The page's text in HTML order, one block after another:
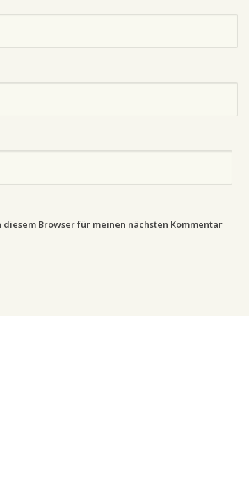
Browser für meinen nächsten Kommentar